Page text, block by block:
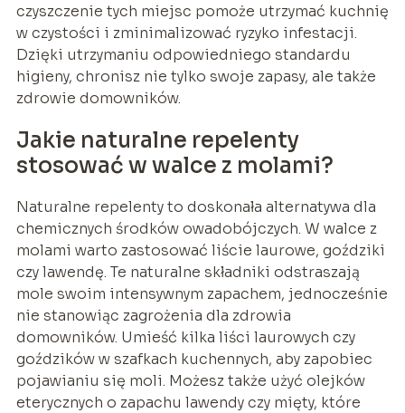
czyszczenie tych miejsc pomoże utrzymać kuchnię
w czystości i zminimalizować ryzyko infestacji.
Dzięki utrzymaniu odpowiedniego standardu
higieny, chronisz nie tylko swoje zapasy, ale także
zdrowie domowników.
Jakie naturalne repelenty
stosować w walce z molami?
Naturalne repelenty to doskonała alternatywa dla
chemicznych środków owadobójczych. W walce z
molami warto zastosować liście laurowe, goździki
czy lawendę. Te naturalne składniki odstraszają
mole swoim intensywnym zapachem, jednocześnie
nie stanowiąc zagrożenia dla zdrowia
domowników. Umieść kilka liści laurowych czy
goździków w szafkach kuchennych, aby zapobiec
pojawianiu się moli. Możesz także użyć olejków
eterycznych o zapachu lawendy czy mięty, które